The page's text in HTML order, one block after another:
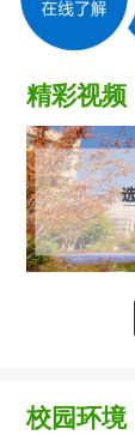
精彩视频
校园环境